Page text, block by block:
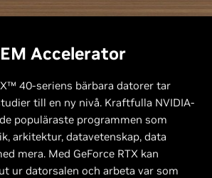
större effektivitet än
upplösning. Dessutom har
till exklusiva optimeringar
och kan ge dina tittare
Your Live Stream Quality
Accelerator
40-seriens bärbara datorer tar
till en ny nivå. Kraftfulla NVIDIA-
populäraste programmen som
arkitektur, datavetenskap, data
mera. Med GeForce RTX kan
ur datorsalen och arbeta var som